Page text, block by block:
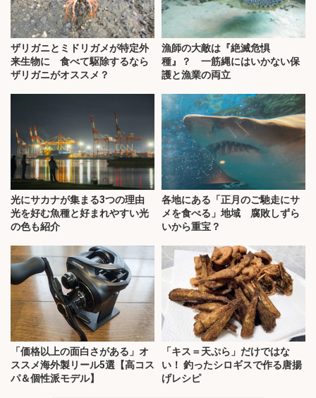
ザリガニとミドリガメが特定外
来生物に 食べて駆除するなら
ザリガニがオススメ？
漁師の大敵は『絶滅危惧
種』？ 一筋縄にはいかない保
護と漁業の両立
光にサカナが集まる3つの理由
光を好む魚種と好まれやすい光
の色も紹介
各地にある「正月のご馳走にサ
メを食べる」地域 腐敗しずら
いから重宝？
「価格以上の面白さがある」オ
ススメ海外製リール5選【高コス
パ＆個性派モデル】
「キス＝天ぷら」だけではな
い！ 釣ったシロギスで作る唐揚
げレシピ